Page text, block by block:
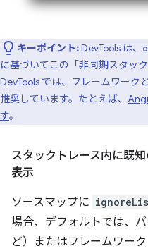
キーポイント:DevTools は、
に基づいてこの「非同期スタッ
DevTools では、フレームワーク
推奨しています。たとえば、
す。
スタックトレース内に既
表示
ソースマップに
場合、デフォルトでは、
ど）またはフレームワー